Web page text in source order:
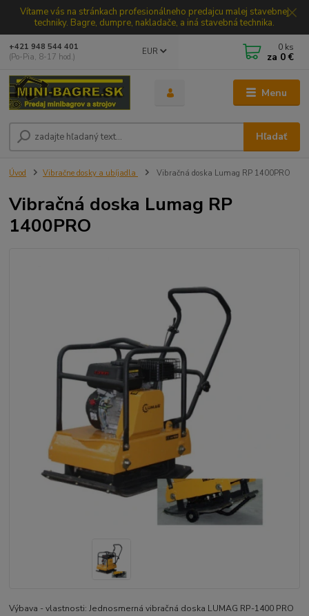
Vítame vás na stránkach profesionálneho predajcu malej stavebnej
techniky. Bagre, dumpre, nakladače, a iná stavebná technika.
Menu
EUR
Hľadať
+421 948 544 401
(Po-Pia, 8-17 hod.)
0 ks
za 0 €
Úvod Vibračne dosky a ubíjadla Vibračná doska Lumag RP 1400PRO
Vibračná doska Lumag RP
1400PRO
Výbava - vlastnosti: Jednosmerná vibračná doska LUMAG RP-1400 PRO